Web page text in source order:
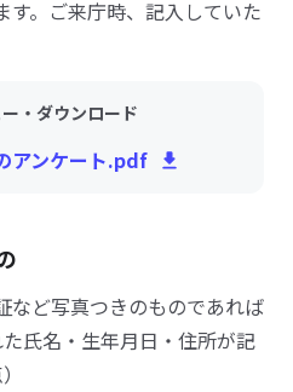
す。ご来庁時、記入していた
・ダウンロード
アンケート.pdf
など写真つきのものであれば
氏名・生年月日・住所が記